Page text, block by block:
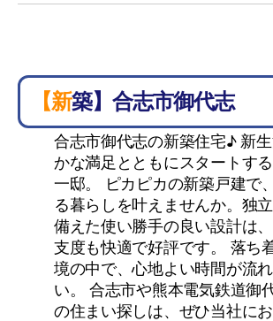
【新築】合志市御代志
合志市御代志の新築住宅♪ 新
かな満足とともにスタートす
一邸。 ピカピカの新築戸建で
る暮らしを叶えませんか。独
備えた使い勝手の良い設計は
支度も快適で好評です。 落ち
境の中で、心地よい時間が流
い。 合志市や熊本電気鉄道御
の住まい探しは、ぜひ当社に